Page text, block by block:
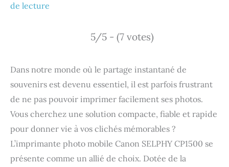
de lecture
5/5 - (7 votes)
Dans notre monde où le partage instantané de
souvenirs est devenu essentiel, il est parfois frustrant
de ne pas pouvoir imprimer facilement ses photos.
Vous cherchez une solution compacte, fiable et rapide
pour donner vie à vos clichés mémorables ?
L’imprimante photo mobile Canon SELPHY CP1500 se
présente comme un allié de choix. Dotée de la